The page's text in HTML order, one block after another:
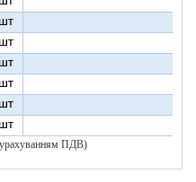
урахуванням ПДВ)